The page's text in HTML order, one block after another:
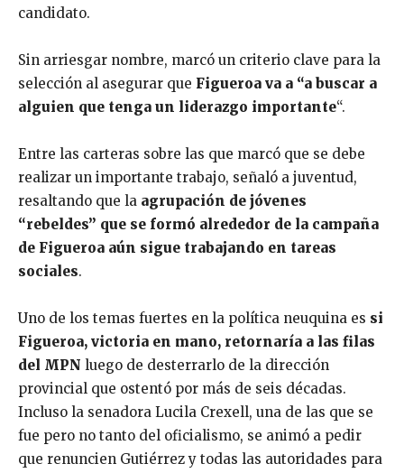
candidato.
Sin arriesgar nombre, marcó un criterio clave para la
selección al asegurar que Figueroa va a “a buscar a
alguien que tenga un liderazgo importante“.
Entre las carteras sobre las que marcó que se debe
realizar un importante trabajo, señaló a juventud,
resaltando que la agrupación de jóvenes
“rebeldes” que se formó alrededor de la campaña
de Figueroa aún sigue trabajando en tareas
sociales.
Uno de los temas fuertes en la política neuquina es si
Figueroa, victoria en mano, retornaría a las filas
del MPN luego de desterrarlo de la dirección
provincial que ostentó por más de seis décadas.
Incluso la senadora Lucila Crexell, una de las que se
fue pero no tanto del oficialismo, se animó a pedir
que renuncien Gutiérrez y todas las autoridades para